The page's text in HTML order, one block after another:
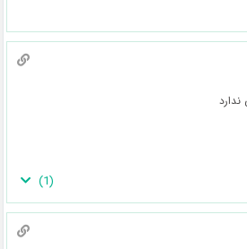
(
1
)